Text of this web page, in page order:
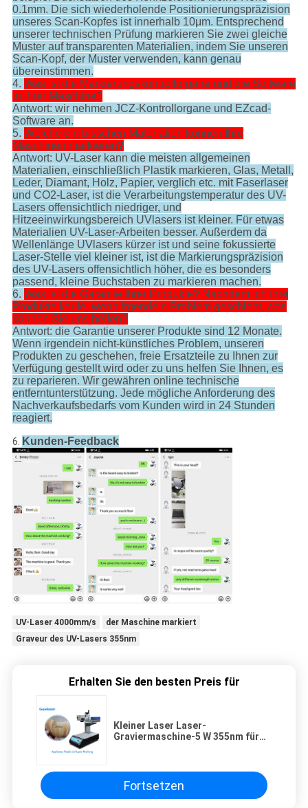
0.1mm. Die sich wiederholende Positionierungspräzision
unseres Scan-Kopfes ist innerhalb 10μm. Entsprechend
unserer technischen Prüfung markieren Sie zwei gleiche
Muster auf transparenten Materialien, indem Sie unseren
Scan-Kopf, der Muster verwenden, kann genau
übereinstimmen.
4. Was ist die Markierungskontrollorgane und die Software
in Ihrer Maschine?
Antwort: wir nehmen JCZ-Kontrollorgane und EZcad-
Software an.
5. Welche ein bisschen Materialien können Ihre
Maschinen markieren?
Antwort: UV-Laser kann die meisten allgemeinen
Materialien, einschließlich Plastik markieren, Glas, Metall,
Leder, Diamant, Holz, Papier, verglich etc. mit Faserlaser
und CO2-Laser, ist die Verarbeitungstemperatur des UV-
Lasers offensichtlich niedriger, und
Hitzeeinwirkungsbereich UVlasers ist kleiner. Für etwas
Materialien UV-Laser-Arbeiten besser. Außerdem da
Wellenlänge UVlasers kürzer ist und seine fokussierte
Laser-Stelle viel kleiner ist, ist die Markierungspräzision
des UV-Lasers offensichtlich höher, die es besonders
passend, kleine Buchstaben zu markieren machen.
6. Was ist die Garantie Ihrer Produkte? Nachdem ich Ihre
Produkte kaufe, wenn irgendein Problem geschieht, was
können Sie uns helfen?
Antwort: die Garantie unserer Produkte sind 12 Monate.
Wenn irgendein nicht-künstliches Problem, unseren
Produkten zu geschehen, freie Ersatzteile zu Ihnen zur
Verfügung gestellt wird oder zu uns helfen Sie Ihnen, es
zu reparieren. Wir gewähren online technische
entferntunterstützung. Jede mögliche Anforderung des
Nachverkaufsbedarfs vom Kunden wird in 24 Stunden
reagiert.
6. Kunden-Feedback
UV-Laser 4000mm/s
der Maschine markiert
Graveur des UV-Lasers 355nm
Erhalten Sie den besten Preis für
Kleiner Laser Laser-
Graviermaschine-5 W 355nm für
Fortsetzen